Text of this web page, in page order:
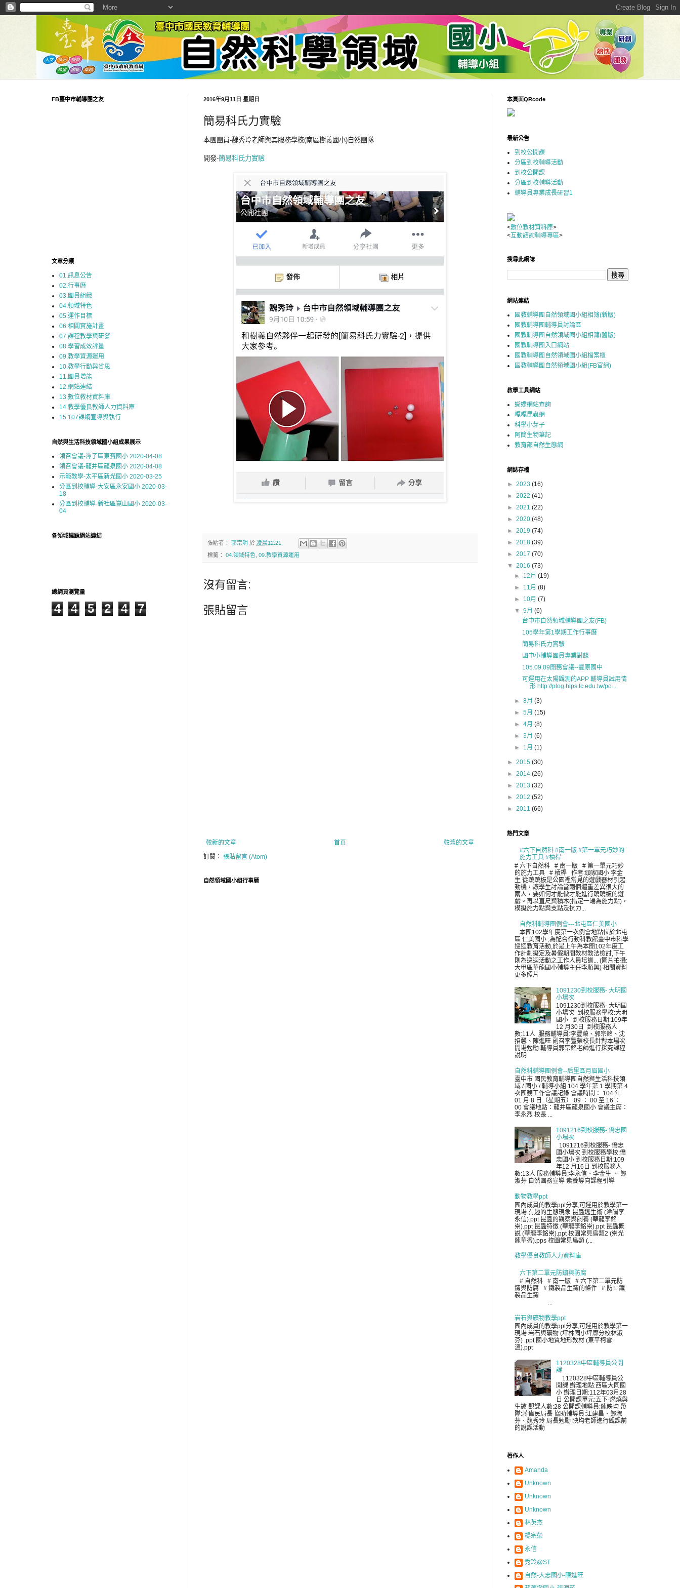
2016年9月11日 星期日
簡易科氏力實驗
本團團員-魏秀玲老師與其服務學校(南區樹義國小)自然團隊
開發-簡易科氏力實驗
張貼者： 郭宗明 於 凌晨12:21
標籤： 04.領域特色 09.教學資源運用
沒有留言:
張貼留言
較新的文章 較舊的文章
首頁
訂閱： 張貼留言 (Atom)
自然領域國小組行事曆
FB臺中市輔導團之友
文章分類
01.訊息公告
02.行事曆
03.團員組織
04.領域特色
05.運作目標
06.相關實施計畫
07.課程教學與研發
08.學習成效評量
09.教學資源運用
10.教學行動與省思
11.團員增能
12.網站連結
13.數位教材資料庫
14.教學優良教師人力資料庫
15.107課綱宣導與執行
自然與生活科技領域國小組成果展示
領召會議-潭子區東寶國小 2020-04-08
領召會議-龍井區龍泉國小 2020-04-08
示範教學-太平區新光國小 2020-03-25
分區到校輔導-大安區永安國小 2020-03-
18
分區到校輔導-新社區崑山國小 2020-03-
04
各領域議題網站連結
總網頁瀏覽量
4 4 5 2 4 7
本頁面QRcode
最新公告
到校公開課
分區到校輔導活動
到校公開課
分區到校輔導活動
輔導員專業成長研習1
<數位教材資料庫>
<互動諮詢輔導專區>
搜尋此網誌
網站連結
國教輔導團自然領域國小組相簿(新版)
國教輔導團輔導員討論區
國教輔導團自然領域國小組相簿(舊版)
國教輔導團入口網站
國教輔導團自然領域國小組檔案櫃
國教輔導團自然領域國小組(FB官網)
教學工具網站
蝴蝶網站查詢
嘎嘎昆蟲網
科學小芽子
阿簡生物筆記
教育部自然生態網
網誌存檔
► 2023 (16)
► 2022 (41)
► 2021 (22)
► 2020 (48)
► 2019 (74)
► 2018 (39)
► 2017 (70)
▼ 2016 (73)
► 12月(19)
► 11月(8)
► 10月(7)
▼9月(6)
台中市自然領域輔導團之友(FB)
105學年第1學期工作行事曆
簡易科氏力實驗
國中小輔導團員專業對談
105.09.09團務會議--豐原國中
可運用在太陽觀測的APP 輔導員試用情
形 http://plog.hlps.tc.edu.tw/po...
►8月(3)
►5月(15)
►4月(8)
►3月(6)
► 1月(1)
► 2015 (30)
► 2014 (26)
► 2013 (32)
► 2012 (52)
► 2011 (66)
熱門文章
#六下自然科 #南一版 #第一單元巧妙的
施力工具 #槓桿
# 六下自然科 # 南一版 # 第一單元巧妙
的施力工具 # 槓桿 作者:頭家國小 李金
生 從蹺蹺板是公園裡常見的遊戲器材引起
動機，讓學生討論當兩個體重差異很大的
兩人，要如何才能做才能進行蹺蹺板的遊
戲。再以直尺與積木(指定一端為施力點)，
模擬施力點與支點及抗力...
自然科輔導團例會---北屯區仁美國小
本團102學年度第一次例會地點位於北屯
區 仁美國小 ;為配合行動科教館臺中市科學
巡迴教育活動,於是上午為本團102年度工
作計劃擬定及暑假期間教材教法檢討,下午
則為巡迴活動之工作人員培訓... (圖片拍攝:
大甲區華龍國小輔導主任李順興) 相關資料
更多照片
1091230到校服務- 大明國
小場次
1091230到校服務- 大明國
小場次 到校服務學校:大明
國小 到校服務日期:109年
12 月30日 到校服務人
數:11人 服務輔導員:李豐榮、郭宗銘、沈
招馨、陳進旺 副召李豐榮校長針對本場次
開場勉勵 輔導員郭宗銘老師進行探究課程
說明
自然科輔導團例會--后里區月眉國小
臺中市 國民教育輔導團自然與生活科技領
域 / 國小 / 輔導小組 104 學年第 1 學期第 4
次團務工作會議記錄 會議時間： 104 年
01 月 8 日（星期五） 09 ： 00 至 16 ：
00 會議地點：龍井區龍泉國小 會議主席：
李永烈 校長 ...
1091216到校服務- 僑忠國
小場次
1091216到校服務- 僑忠
國小場次 到校服務學校:僑
忠國小 到校服務日期:109
年12 月16日 到校服務人
數:13人 服務輔導員:李永信、李金生 、 鄭
淑芬 自然團務宣導 素養導向課程引導
動物教學ppt
團內成員的教學ppt分享,可運用於教學第一
現場 有趣的生態現象 昆蟲逃生術 (潭陽李
永信).ppt 昆蟲的觀察與飼養 (華龍李銘
崇).ppt 昆蟲特徵 (華龍李銘崇).ppt 昆蟲概
說 (華龍李銘崇).ppt 校園常見鳥類2 (崇光
陳華香).pps 校園常見鳥類 (...
教學優良教師人力資料庫
六下第二單元防鏽與防腐
# 自然科 # 南一版 # 六下第二單元防
鏽與防腐 # 鐵製品生鏽的條件 # 防止鐵
製品生鏽
...
岩石與礦物教學ppt
團內成員的教學ppt分享,可運用於教學第一
現場 岩石與礦物 (坪林國小坪廍分校林淑
芬) .ppt 國小地質地形教材 (東平柯雪
溫).ppt
1120328中區輔導員公開
課
1120328中區輔導員公
開課 辦理地點:西區大同國
小 辦理日期:112年03月28
日 公開課單元:五下-燃燒與
生鏽 觀課人數:28 公開課輔導員:陳映均 帶
隊:蔣偉民局長 協助輔導員:江建昌、鄭淑
芬、魏秀玲 局長勉勵 映均老師進行觀課前
的說課活動
著作人
Amanda
Unknown
Unknown
Unknown
林英杰
楊宗榮
永信
秀玲@ST
自然-大忠國小-陳進旺